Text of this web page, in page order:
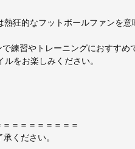
熱狂的なフットボールファンを意
練習やトレーニングにおすすめ
をお楽しみください。
＝＝＝＝＝＝＝＝
ください。